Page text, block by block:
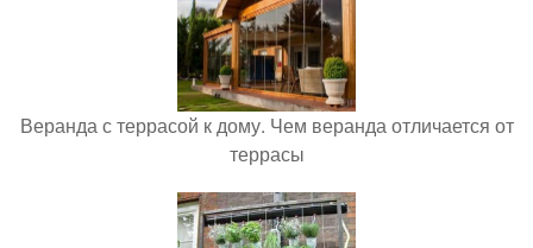
Веранда с террасой к дому. Чем веранда отличается от
террасы